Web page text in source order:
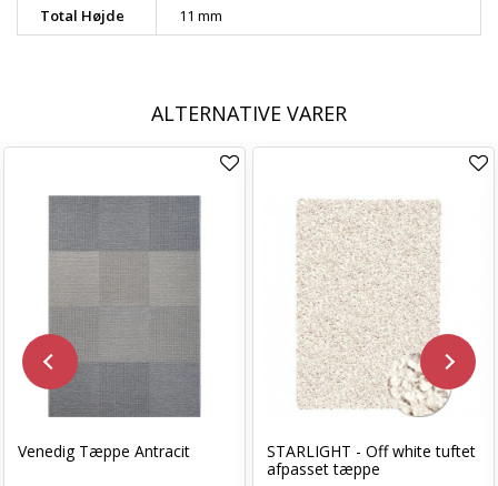
Total Højde 11 mm
ALTERNATIVE VARER
Venedig Tæppe Antracit
STARLIGHT - Off white tuftet
afpasset tæppe